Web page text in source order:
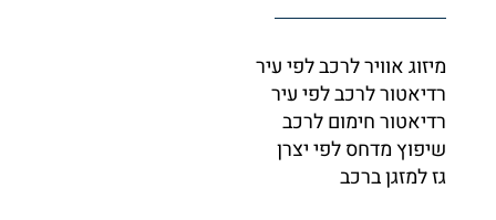
מיזוג אוויר לרכב לפי עיר
רדיאטור לרכב לפי עיר
רדיאטור חימום לרכב
שיפוץ מדחס לפי יצרן
גז למזגן ברכב